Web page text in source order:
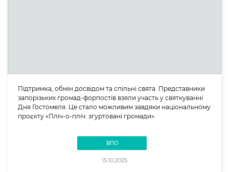
Підтримка, обмін досвідом та спільні свята. Представники
запорізьких громад-форпостів взяли участь у святкуванні
Дня Гостомеля. Це стало можливим завдяки національному
проєкту «Пліч-о-пліч: згуртовані громади».
ВПО
15.10.2025